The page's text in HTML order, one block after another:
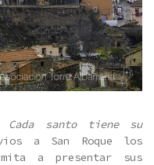
Cada santo tiene su
a San Roque los
a presentar sus